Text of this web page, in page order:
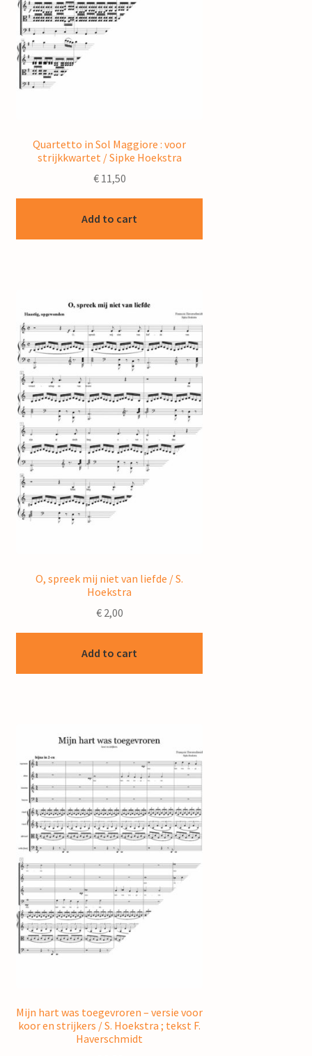
Quartetto in Sol Maggiore : voor
strijkkwartet / Sipke Hoekstra
€11,50
Add to cart
O, spreek mij niet van liefde / S.
Hoekstra
€2,00
Add to cart
Mijn hart was toegevroren – versie voor
koor en strijkers / S. Hoekstra ; tekst F.
Haverschmidt